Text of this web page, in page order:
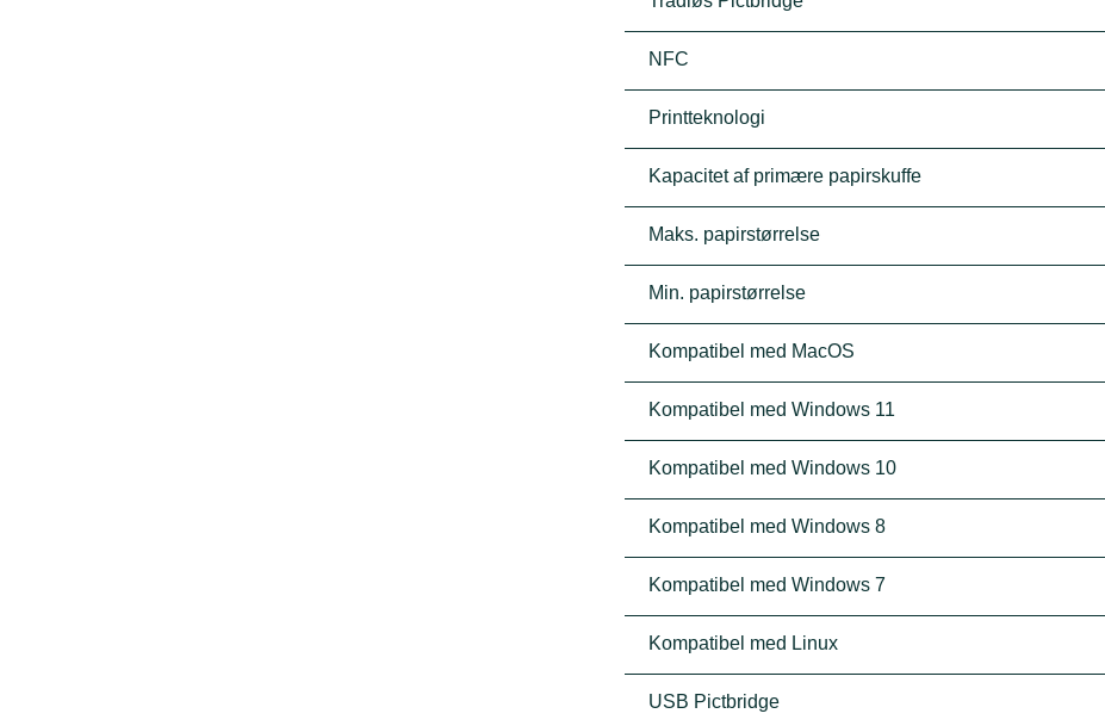
NFC
Printteknologi
Kapacitet af primære papirskuffe
Maks. papirstørrelse
Min. papirstørrelse
Kompatibel med MacOS
Kompatibel med Windows 11
Kompatibel med Windows 10
Kompatibel med Windows 8
Kompatibel med Windows 7
Kompatibel med Linux
USB Pictbridge